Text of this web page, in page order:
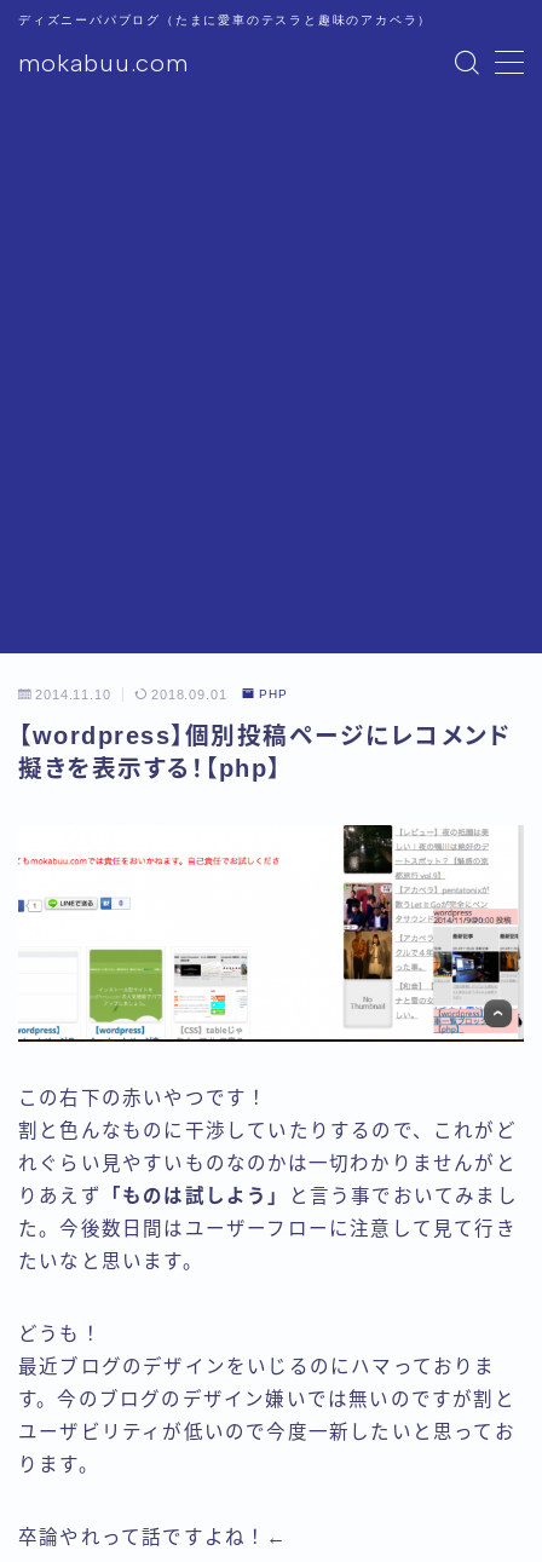
mokabuu.com
ディズニーパパブログ（たまに愛車のテスラと趣味のアカペラ）
2014.11.10 2018.09.01 PHP
【wordpress】個別投稿ページにレコメンド
擬きを表示する！【php】
この右下の赤いやつです！
割と色んなものに干渉していたりするので、これがど
れぐらい見やすいものなのかは一切わかりませんがと
りあえず
「ものは試しよう」
と言う事でおいてみまし
た。今後数日間はユーザーフローに注意して見て行き
たいなと思います。
どうも！
最近ブログのデザインをいじるのにハマっておりま
す。今のブログのデザイン嫌いでは無いのですが割と
ユーザビリティが低いので今度一新したいと思ってお
ります。
卒論やれって話ですよね！←